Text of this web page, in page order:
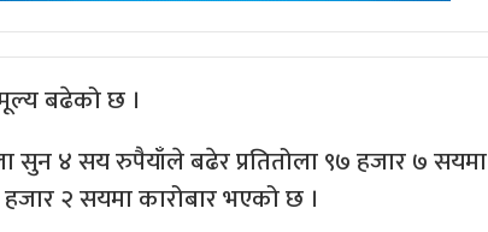
बढेको छ ।
४ सय रुपैयाँले बढेर प्रतितोला ९७ हजार ७ सयमा
२ सयमा कारोबार भएको छ ।